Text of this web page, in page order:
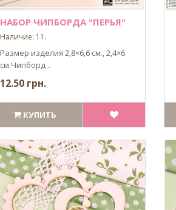
НАБОР ЧИПБОРДА "ПЕРЬЯ"
Наличие: 11.
Размер изделия 2,8×6,6 см., 2,4×6
см.Чипборд ..
12.50 грн.
КУПИТЬ